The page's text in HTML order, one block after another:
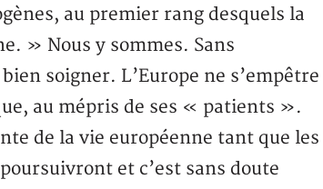
au premier rang desquels la
» Nous y sommes. Sans
soigner. L’Europe ne s’empêtre
au mépris de ses « patients ».
de la vie européenne tant que les
et c’est sans doute